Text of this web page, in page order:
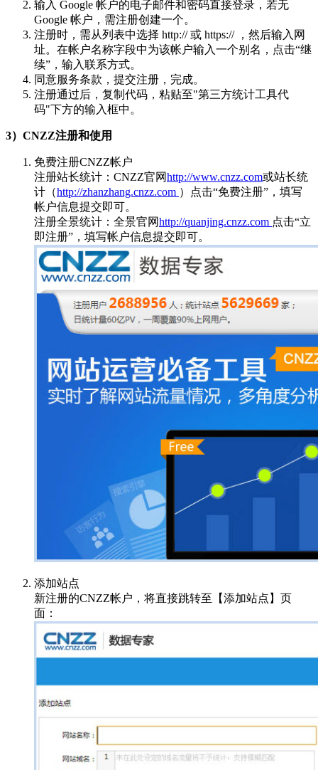
输入 Google 帐户的电子邮件和密码直接登录，若无
Google 帐户，需注册创建一个。
注册时，需从列表中选择 http:// 或 https:// ，然后输入网
址。在帐户名称字段中为该帐户输入一个别名，点击“继
续”，输入联系方式。
同意服务条款，提交注册，完成。
注册通过后，复制代码，粘贴至"第三方统计工具代
码"下方的输入框中。
3）CNZZ注册和使用
免费注册CNZZ帐户
注册站长统计：CNZZ官网http://www.cnzz.com或站长统
计（http://zhanzhang.cnzz.com ）点击“免费注册”，填写
帐户信息提交即可。
注册全景统计：全景官网http://quanjing.cnzz.com 点击“立
即注册”，填写帐户信息提交即可。
添加站点
新注册的CNZZ帐户，将直接跳转至【添加站点】页
面：